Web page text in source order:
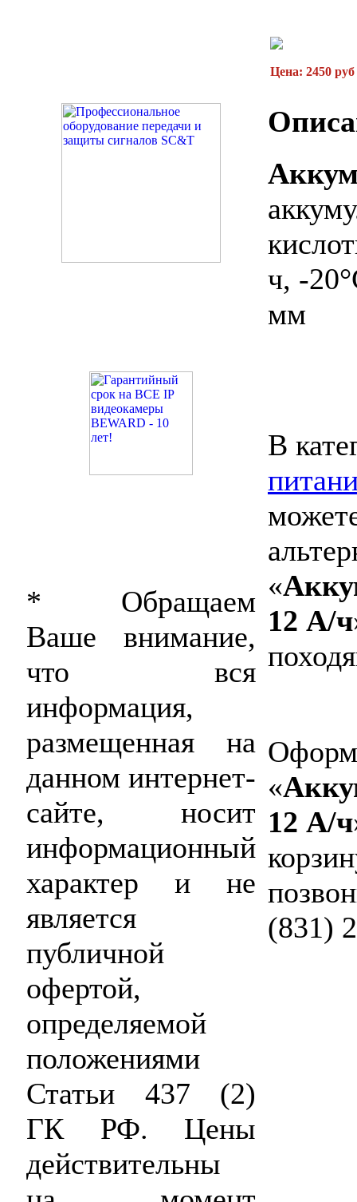
* Обращаем
Ваше внимание,
что вся
информация,
размещенная на
данном интернет-
сайте, носит
информационный
характер и не
является
публичной
офертой,
определяемой
положениями
Статьи 437 (2)
ГК РФ. Цены
действительны
Цена: 2450 руб
ч, -
мм
В
«
12 А/ч
«
12 А/ч
(831)